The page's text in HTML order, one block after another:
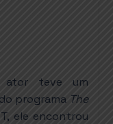
ator teve um
programa The
ele encontrou